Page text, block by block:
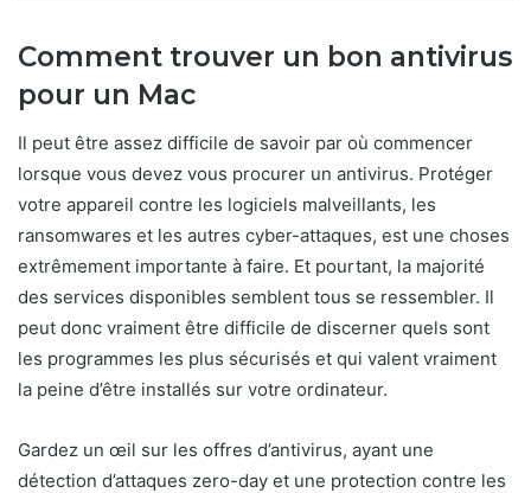
Comment trouver un bon antivirus
pour un Mac
Il peut être assez difficile de savoir par où commencer
lorsque vous devez vous procurer un antivirus. Protéger
votre appareil contre les logiciels malveillants, les
ransomwares et les autres cyber-attaques, est une choses
extrêmement importante à faire. Et pourtant, la majorité
des services disponibles semblent tous se ressembler. Il
peut donc vraiment être difficile de discerner quels sont
les programmes les plus sécurisés et qui valent vraiment
la peine d’être installés sur votre ordinateur.
Gardez un œil sur les offres d’antivirus, ayant une
détection d’attaques zero-day et une protection contre les